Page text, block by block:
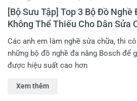
[Bộ Sưu Tập] Top 3 Bộ Đồ Nghề
Không Thể Thiếu Cho Dân Sửa
Các anh em làm nghề sửa chữa, thi
những bộ đồ nghề đa năng Bosch để
được hiệu suất cao hơn
Xem thêm